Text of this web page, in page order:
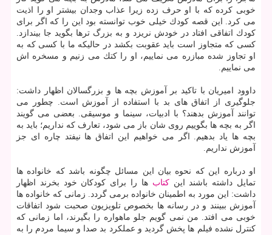
خوبی كرده كه با او حرف زده زیرا عذاب وجدان بیشتر او را اذیت
می كرد. این قصه كودك خیلی خوب توانسته بود این را كه اگر برای
كودك اتفاقی افتاد در خودش نریزد و به بزرگ ترها بگوید جا بیندازد.
كسی كه متجاوز است باید عقوبت بكشد در حالیكه ما با كسی كه به
او تجاوز شده مبازره می نماییم، او را كتك می زنیم و مسخره اش
می نماییم.
داوود امیریان با تاكید بر آموزش بچه ها و بزرگسالان اظهار داشت:
جلوگیری از اتفاق های بد با استفاده از آموزش است. چطور می
توانند آموزش بدهند؟ با ادبیات، سینما و موسیقی. بعضی می گویند
اگر به بچه ها بگوییم روی شان باز می شود، تعارف كه نداریم؛ باید به
بچه ها یاد بدهیم. اگر می خواهیم این اتفاق ها نیفتد چاره ای جز
آموزش نداریم.
او درباره این كه نحوه بیان این مسائل چگونه باشد كه خانواده ها
تمایل داشته باشند اینكتاب ها را برای كودكان خود بخرند اظهار
داشت: این مورد به اطمینان خانواده برمی گردد. زمانی كه خانواده ها
آموزش ببینند و در رسانه ها بخصوص تلویزیون صحبت شود اتفاقات
خوبی می افتد. من نمی گویم جلو ماهواره را بگیرند، اما زمانی كه
كنترل نشده فیلم ها پخش گردید و عملكرد بد صدا و سیما مردم را به